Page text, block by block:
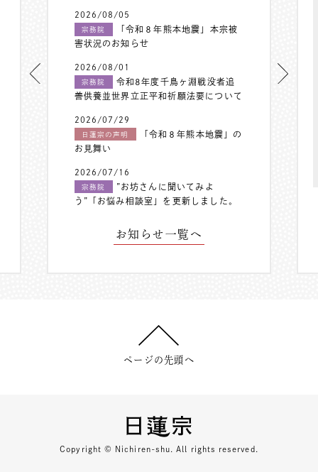
2026/08/05
宗務院
「令和８年熊本地震」本宗被
害状況のお知らせ
2026/08/01
宗務院
令和8年度千鳥ヶ淵戦没者追
善供養並世界立正平和祈願法要について
2026/07/29
日蓮宗の声明
「令和８年熊本地震」の
お見舞い
2026/07/16
宗務院
”お坊さんに聞いてみよ
う”「お悩み相談室」を更新しました。
お知らせ一覧へ
ページの先頭へ
Copyright © Nichiren-shu. All rights reserved.